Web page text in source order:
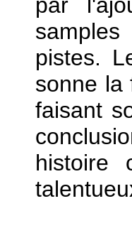
pistes.
sonne la
faisant
histoire